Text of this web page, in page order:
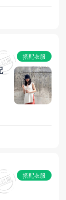
搭配衣服
搭配衣服